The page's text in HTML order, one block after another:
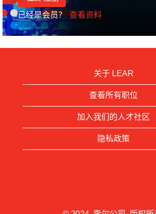
已经是会员？ 查看资料
关于 LEAR
查看所有职位
加入我们的人才社区
隐私政策